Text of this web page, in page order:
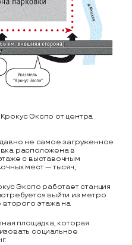
Крокус Экспо от центра
не самое загруженное
расположена в
с выставочным
мест — тысяч,
Экспо работает станция
выйти из метро
второго этажа на
площадка, которая
социальное